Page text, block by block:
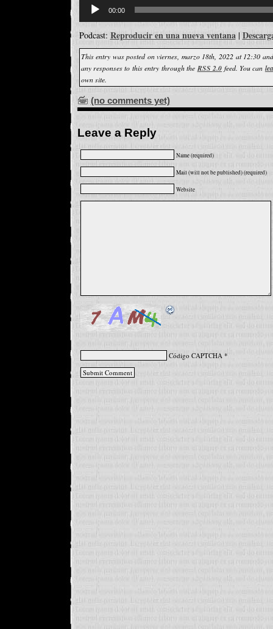
audio
00:00
Podcast: Reproducir en una nueva ventana|
This entry was posted on viernes, marzo 18th, 2022 at 12:30
any responses to this entry through the RSS 2.0 feed. You can
own site.
(no comments yet)
Leave a Reply
Name (required)
Mail (will not be published) (required)
Website
Código CAPTCHA*